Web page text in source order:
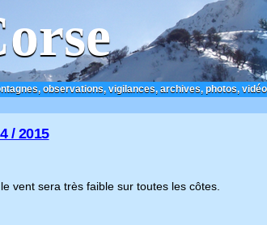
observations, vigilances, archives, photos,
/ 2015
vent sera très faible sur toutes les côtes.